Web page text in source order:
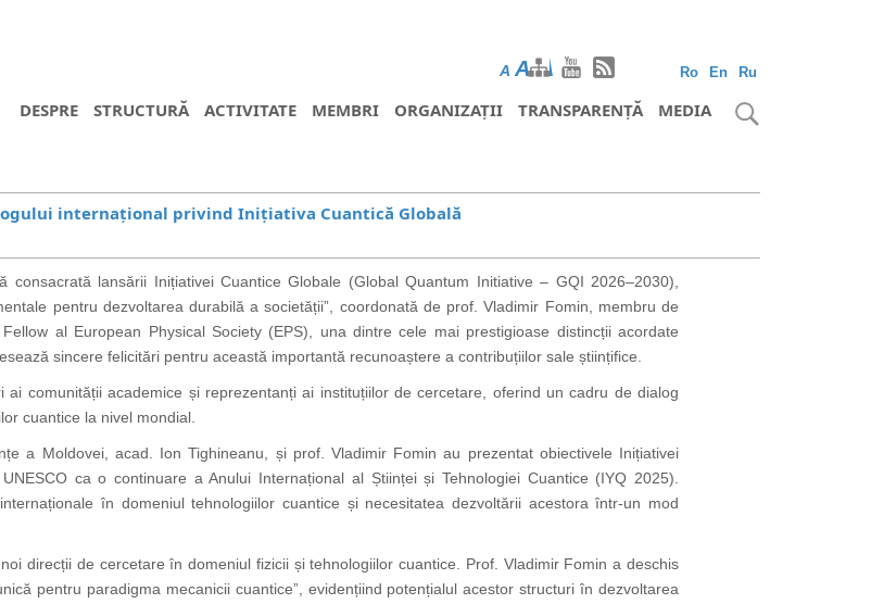
Ro En Ru
A AA
DESPRE STRUCTURĂ ACTIVITATE MEMBRI ORGANIZAȚII TRANSPARENȚĂ MEDIA
internațional privind Inițiativa Cuantică Globală
lansării Inițiativei Cuantice Globale (Global Quantum Initiative – GQI 2026–2030),
pentru dezvoltarea durabilă a societății”, coordonată de prof. Vladimir Fomin, membru de
al European Physical Society (EPS), una dintre cele mai prestigioase distincții acordate
sincere felicitări pentru această importantă recunoaștere a contribuțiilor sale științifice.
comunității academice și reprezentanți ai instituțiilor de cercetare, oferind un cadru de dialog
cuantice la nivel mondial.
a Moldovei, acad. Ion Tighineanu, și prof. Vladimir Fomin au prezentat obiectivele Inițiativei
ca o continuare a Anului Internațional al Științei și Tehnologiei Cuantice (IYQ 2025).
în domeniul tehnologiilor cuantice și necesitatea dezvoltării acestora într-un mod
direcții de cercetare în domeniul fizicii și tehnologiilor cuantice. Prof. Vladimir Fomin a deschis
pentru paradigma mecanicii cuantice”, evidențiind potențialul acestor structuri în dezvoltarea